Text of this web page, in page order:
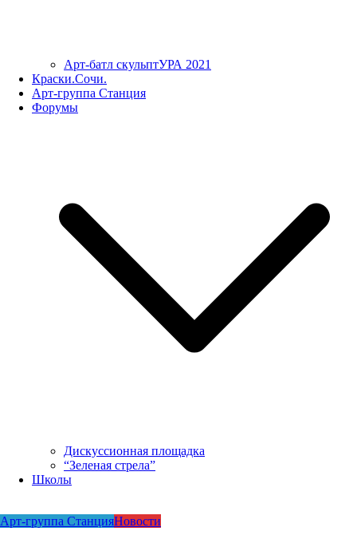
Арт-батл скульптУРА 2021
Краски.Сочи.
Арт-группа Станция
Форумы
Дискуссионная площадка
“Зеленая стрела”
Школы
Арт-группа СтанцияНовости